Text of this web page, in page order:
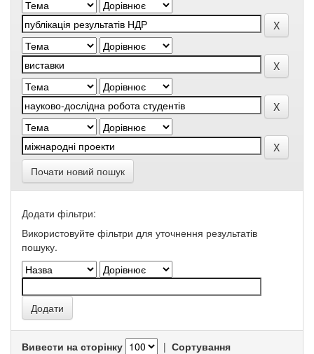
Почати новий пошук
Додати фільтри:
Використовуйте фільтри для уточнення результатів
пошуку.
Вивести на сторінку | Сортування